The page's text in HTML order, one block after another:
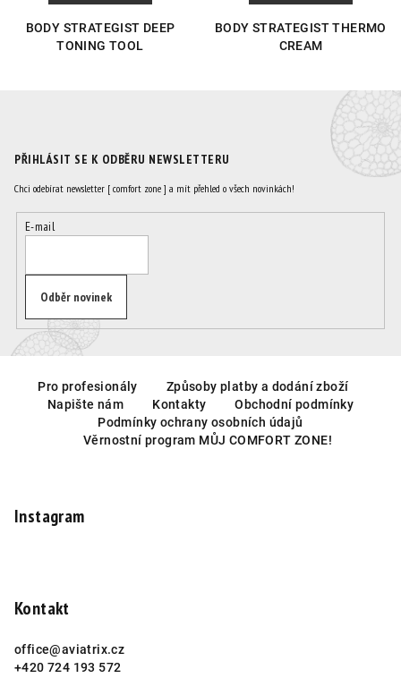
BODY STRATEGIST DEEP
TONING TOOL
BODY STRATEGIST THERMO
CREAM
PŘIHLÁSIT SE K ODBĚRU NEWSLETTERU
Chci odebírat newsletter [ comfort zone ] a mít přehled o všech novinkách!
E-mail
Odběr novinek
Pro profesionály
Způsoby platby a dodání zboží
Napište nám
Kontakty
Obchodní podmínky
Podmínky ochrany osobních údajů
Věrnostní program MŮJ COMFORT ZONE!
Instagram
Kontakt
office@aviatrix.cz
+420 724 193 572